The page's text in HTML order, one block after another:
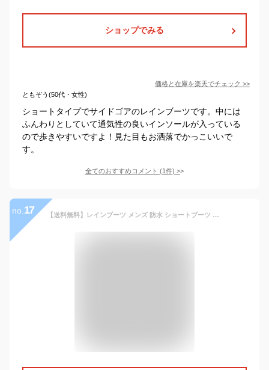
ショップでみる
価格と在庫を楽天でチェック >>
ともぞう(50代・女性)
ショートタイプでサイドゴアのレインブーツです。中には
ふんわりとしていて通気性の良いインソールが入っている
ので歩きやすいですよ！見た目もお洒落でかっこいいで
す。
全てのおすすめコメント (1件) >
no. 17 【送料無料】レインブーツ メンズ 防水 ショートブーツ 長靴 エンジニアブーツ メンズブーツ 完全防水 レインシューズ スノーシューズ スノーブーツ ワークブーツ 雨 防滑 コンフォート 靴 メンズシューズ/【あす楽対応】2022 冬新作